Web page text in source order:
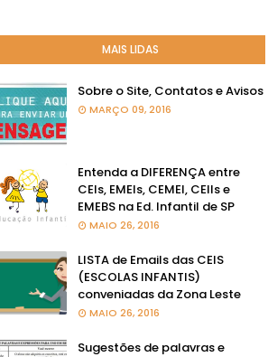
MAIS LIDAS
Sobre o Site, Contatos e Avisos
MARÇO 09, 2016
Entenda a DIFERENÇA entre
CEIs, EMEIs, CEMEI, CEIIs e
EMEBS na Ed. Infantil de SP
MAIO 26, 2016
LISTA de Emails das CEIS
(ESCOLAS INFANTIS)
conveniadas da Zona Leste
MAIO 26, 2016
Sugestões de palavras e